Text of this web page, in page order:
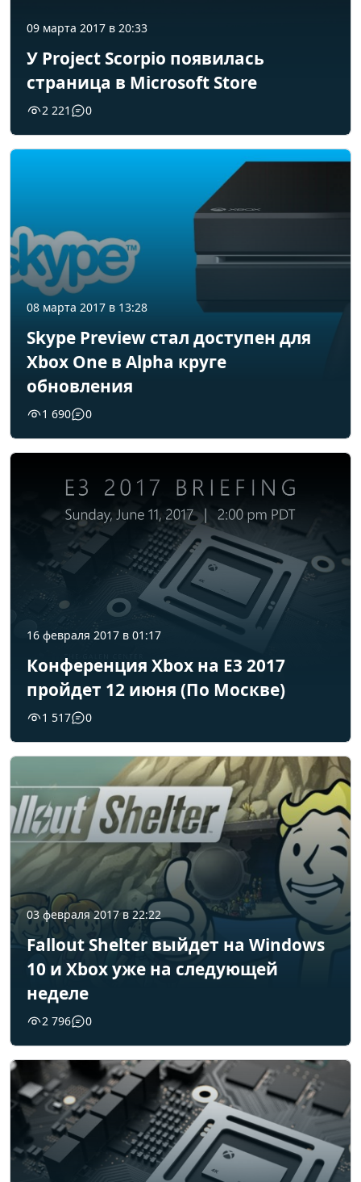
09 марта 2017 в 20:33
У Project Scorpio появилась
страница в Microsoft Store
2 221 0
08 марта 2017 в 13:28
Skype Preview стал доступен для
Xbox One в Alpha круге
обновления
1 690 0
16 февраля 2017 в 01:17
Конференция Xbox на E3 2017
пройдет 12 июня (По Москве)
1 517 0
03 февраля 2017 в 22:22
Fallout Shelter выйдет на Windows
10 и Xbox уже на следующей
неделе
2 796 0